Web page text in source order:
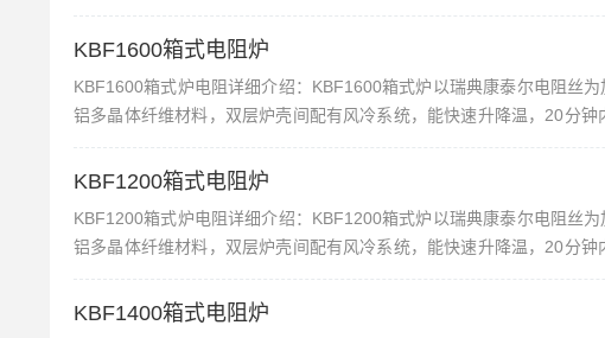
优点，是高校、科研院所、工矿企业做高温烧结、金属退火、质量检测
KBF1600箱式电阻炉
KBF1600箱式炉电阻详细介绍：KBF1600箱式炉以瑞典康泰尔电阻丝
铝多晶体纤维材料，双层炉壳间配有风冷系统，能快速升降温，20分
等优点，是高校、科研院所、工矿企业做高温烧结、金属退火、质量检
KBF1200箱式电阻炉
KBF1200箱式炉电阻详细介绍：KBF1200箱式炉以瑞典康泰尔电阻丝
铝多晶体纤维材料，双层炉壳间配有风冷系统，能快速升降温，20分
等优点，是高校、科研院所、工矿企业做高温烧结、金属退火、质量检
KBF1400箱式电阻炉